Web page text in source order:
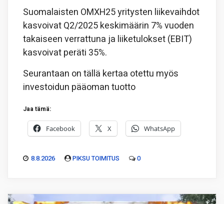
Suomalaisten OMXH25 yritysten liikevaihdot
kasvoivat Q2/2025 keskimäärin 7% vuoden
takaiseen verrattuna ja liiketulokset (EBIT)
kasvoivat peräti 35%.
Seurantaan on tällä kertaa otettu myös
investoidun pääoman tuotto
Jaa tämä:
Facebook X WhatsApp
8.8.2026 PIKSU TOIMITUS 0